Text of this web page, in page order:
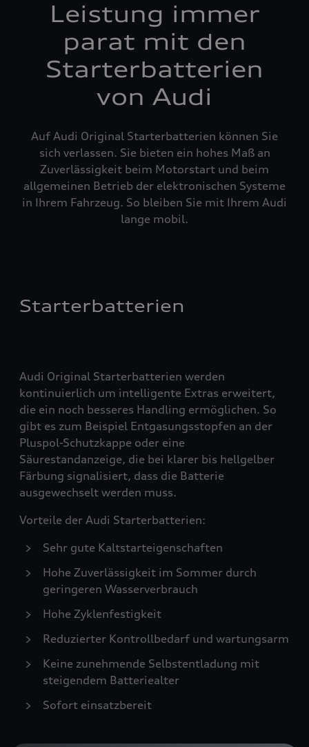
Leistung immer
parat mit den
Starterbatterien
von Audi
Auf Audi Original Starterbatterien können Sie
sich verlassen. Sie bieten ein hohes Maß an
Zuverlässigkeit beim Motorstart und beim
allgemeinen Betrieb der elektronischen Systeme
in Ihrem Fahrzeug. So bleiben Sie mit Ihrem Audi
lange mobil.
Starterbatterien
Audi Original Starterbatterien werden
kontinuierlich um intelligente Extras erweitert,
die ein noch besseres Handling ermöglichen. So
gibt es zum Beispiel Entgasungsstopfen an der
Pluspol-Schutzkappe oder eine
Säurestandanzeige, die bei klarer bis hellgelber
Färbung signalisiert, dass die Batterie
ausgewechselt werden muss.
Vorteile der Audi Starterbatterien:
Sehr gute Kaltstarteigenschaften
Hohe Zuverlässigkeit im Sommer durch
geringeren Wasserverbrauch
Hohe Zyklenfestigkeit
Reduzierter Kontrollbedarf und wartungsarm
Keine zunehmende Selbstentladung mit
steigendem Batteriealter
Sofort einsatzbereit